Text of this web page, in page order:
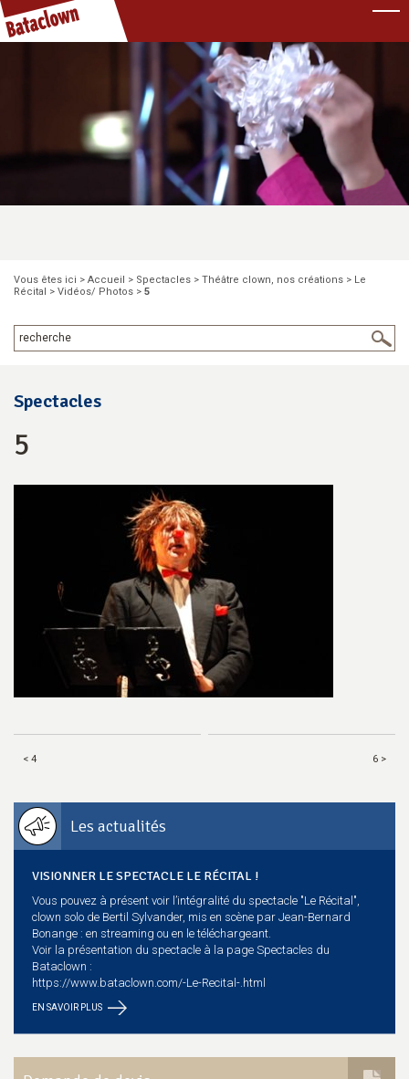
Vous êtes ici > Accueil > Spectacles > Théâtre clown, nos créations > Le
Récital
> Vidéos/ Photos > 5
Spectacles
5
< 4 6 >
Les actualités
VISIONNER LE SPECTACLE LE RÉCITAL !
Vous pouvez à présent voir l’intégralité du spectacle "Le Récital",
clown solo de Bertil Sylvander, mis en scène par Jean-Bernard
Bonange : en streaming ou en le téléchargeant.
Voir la présentation du spectacle à la page Spectacles du
Bataclown :
https://www.bataclown.com/-Le-Recital-.html
EN SAVOIR PLUS